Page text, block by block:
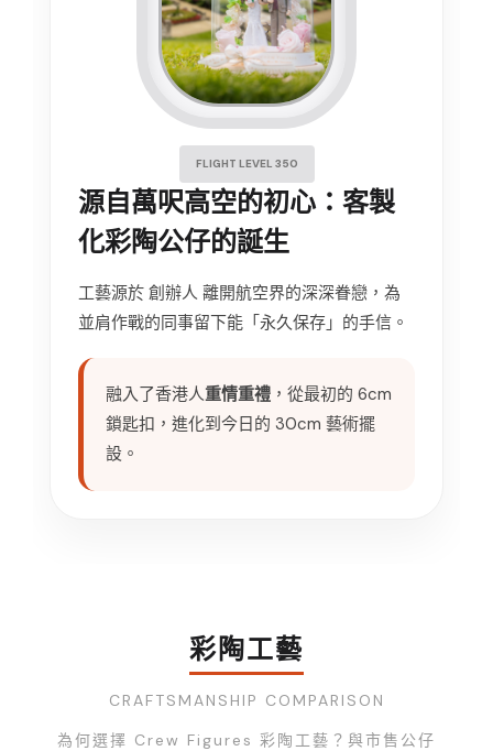
FLIGHT LEVEL 350
源自萬呎高空的初心：客製
化彩陶公仔的誕生
工藝源於 創辦人 離開航空界的深深眷戀，為
並肩作戰的同事留下能「永久保存」的手信。
融入了香港人重情重禮 ，從最初的 6cm
鎖匙扣，進化到今日的 30cm 藝術擺
設。
彩陶工藝
CRAFTSMANSHIP COMPARISON
為何選擇 Crew Figures 彩陶工藝？與市售公仔